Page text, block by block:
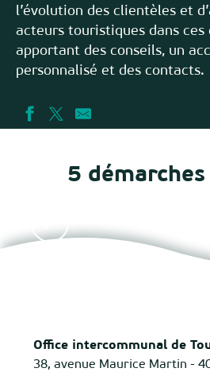
l’évolution des clientèles et
acteurs touristiques dans ces
apportant des conseils, un
personnalisé et des contacts.
5
Qualité
Office intercommunal de
38, avenue Maurice Martin -